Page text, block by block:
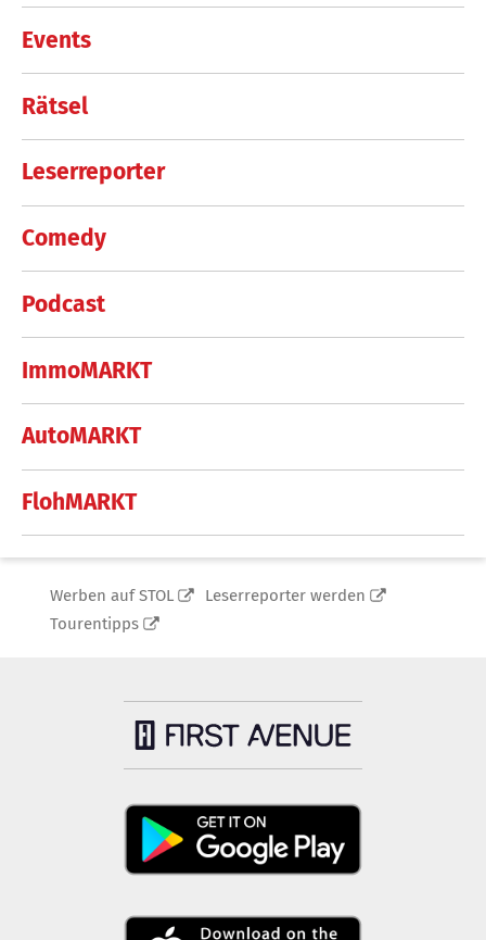
Events
Rätsel
Leserreporter
Comedy
Podcast
ImmoMARKT
AutoMARKT
FlohMARKT
Werben auf STOL
Leserreporter werden
Tourentipps